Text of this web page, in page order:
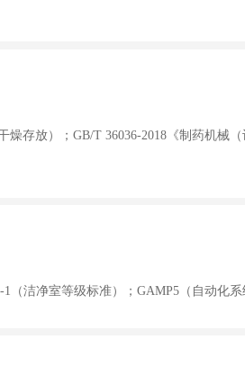
存放）；GB/T 36036-2018《制药机械
（洁净室等级标准）； GAMP5 （自动化